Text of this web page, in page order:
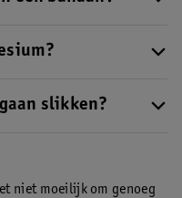
nog meer magnesium.
slikken?
hoeveelheid op de
binnenkrijgen.
niet moeilijk om genoeg